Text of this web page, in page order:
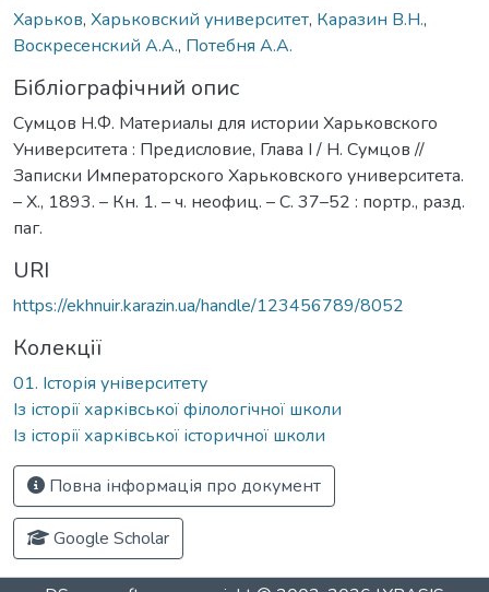
Харьков, Харьковский университет, Каразин В.Н.,
Воскресенский А.А., Потебня А.А.
Бібліографічний опис
Сумцов Н.Ф. Материалы для истории Харьковского
Университета : Предисловие, Глава І / Н. Сумцов //
Записки Императорского Харьковского университета.
– Х., 1893. – Кн. 1. – ч. неофиц. – С. 37–52 : портр., разд.
паг.
URI
https://ekhnuir.karazin.ua/handle/123456789/8052
Колекції
01. Історія університету
Із історії харківської філологічної школи
Із історії харківської історичної школи
Повна інформація про документ
Google Scholar